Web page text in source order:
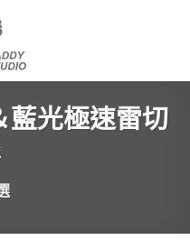
藍光極速雷切